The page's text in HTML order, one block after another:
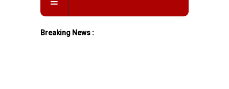
Breaking News :